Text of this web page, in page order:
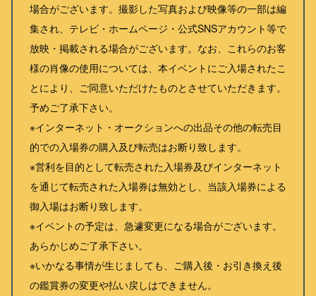
場合がございます。撮影した写真および映像等の一部は編
集され、テレビ・ホームページ・公式SNSアカウント等で
放映・掲載される場合がございます。なお、これらのお客
様の肖像の使用については、本イベントにご入場されたこ
とにより、ご同意いただけたものとさせていただきます。
予めご了承下さい。
※インターネット・オークションへの出品その他の転売目
的での入場券の購入及び転売はお断り致します。
※営利を目的として転売された入場券及びインターネット
を通じて転売された入場券は無効とし、当該入場券による
御入場はお断り致します。
※イベントの予定は、急遽変更になる場合がございます。
あらかじめご了承下さい。
※いかなる事情が生じましても、ご購入後・お引き換え後
の鑑賞券の変更や払い戻しはできません。